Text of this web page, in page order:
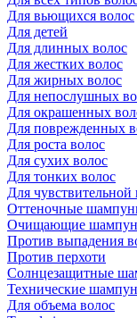
Для вьющихся волос
Для детей
Для длинных волос
Для жестких волос
Для жирных волос
Для непослушных
Для окрашенных
Для поврежденных
Для роста волос
Для сухих волос
Для тонких волос
Для чувствительной
Оттеночные
Очищающие
Против выпадения
Против перхоти
Солнцезащитные
Технические
Для объема волос